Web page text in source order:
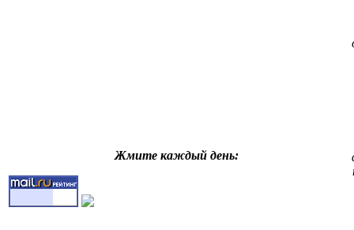
Жмите каждый день: